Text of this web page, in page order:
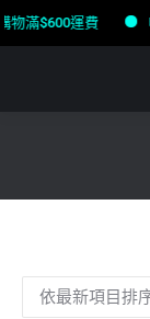
$600運費 申